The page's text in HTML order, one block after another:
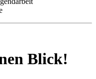
Blick!